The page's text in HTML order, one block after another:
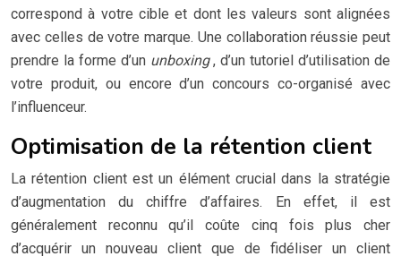
correspond à votre cible et dont les valeurs sont alignées
avec celles de votre marque. Une collaboration réussie peut
prendre la forme d’un unboxing, d’un tutoriel d’utilisation de
votre produit, ou encore d’un concours co-organisé avec
l’influenceur.
Optimisation de la rétention client
La rétention client est un élément crucial dans la stratégie
d’augmentation du chiffre d’affaires. En effet, il est
généralement reconnu qu’il coûte cinq fois plus cher
d’acquérir un nouveau client que de fidéliser un client